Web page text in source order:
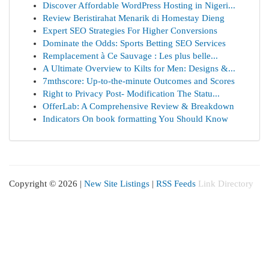
Discover Affordable WordPress Hosting in Nigeri...
Review Beristirahat Menarik di Homestay Dieng
Expert SEO Strategies For Higher Conversions
Dominate the Odds: Sports Betting SEO Services
Remplacement à Ce Sauvage : Les plus belle...
A Ultimate Overview to Kilts for Men: Designs &...
7mthscore: Up-to-the-minute Outcomes and Scores
Right to Privacy Post- Modification The Statu...
OfferLab: A Comprehensive Review & Breakdown
Indicators On book formatting You Should Know
Copyright © 2026 | New Site Listings | RSS Feeds Link Directory